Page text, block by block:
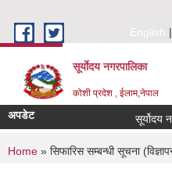
English
सूर्याेदय नगरपालिका
कोशी प्रदेश , ईलाम,नेपाल
अपडेट सूर्योदय
You are here
Home » सिफारिस सम्बन्धी सूचना